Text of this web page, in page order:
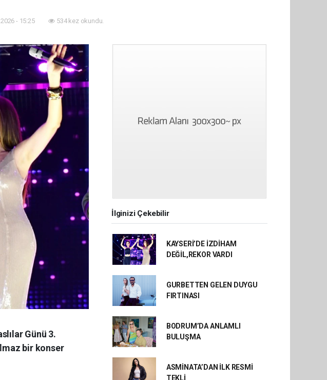
- 15:25 534 kez okundu.
Günü 3.
bir konser
İlginizi Çekebilir
KAYSERİ’DE İZDİHAM
DEĞİL,REKOR VARDI
GURBETTEN GELEN DUYGU
FIRTINASI
BODRUM’DA ANLAMLI
BULUŞMA
ASMİNATA’DAN İLK RESMİ
TEKLİ